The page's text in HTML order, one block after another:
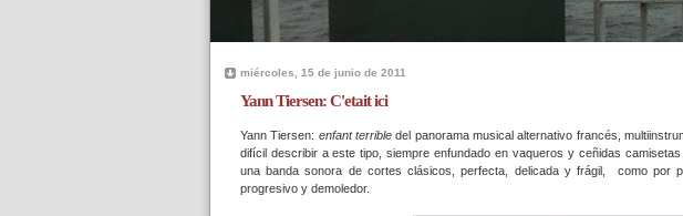
miércoles, 15 de junio de 2011
Yann Tiersen: C'etait ici
Yann Tiersen: enfant terribledel panorama musical alternativo francés,
difícil describir a este tipo, siempre enfundado en vaqueros y ceñidas
una banda sonora de cortes clásicos, perfecta, delicada y frágil, como por
progresivo y demoledor.